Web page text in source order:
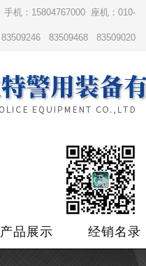
手机：15804767000 座机：010-
83509246 83509468 83509020
产品展示 经销名录